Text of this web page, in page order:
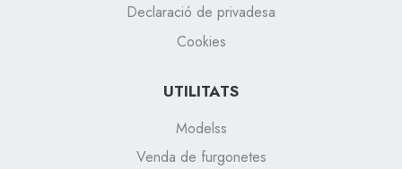
Declaració de privadesa
Cookies
UTILITATS
Modelss
Venda de furgonetes